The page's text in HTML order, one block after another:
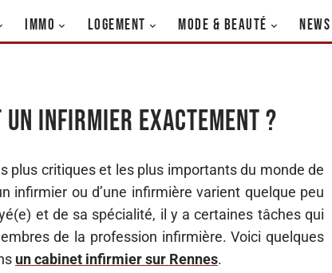
IMMO LOGEMENT MODE & BEAUTÉ NEWS
un infirmier exactement ?
plus critiques et les plus importants du monde de
infirmier ou d’une infirmière varient quelque peu
et de sa spécialité, il y a certaines tâches qui
de la profession infirmière. Voici quelques
un cabinet infirmier sur Rennes.